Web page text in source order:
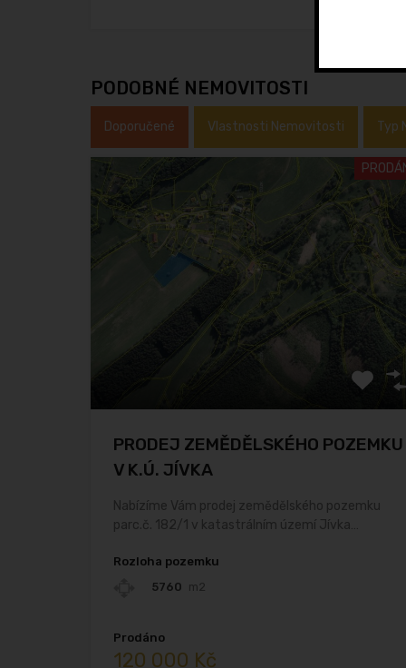
PODOBNÉ NEMOVITOSTI
Doporučené Vlastnosti Nemovitosti Typ
PRODEJ ZEMĚDĚLSKÉHO POZEMKU
V K.Ú. JÍVKA
Nabízíme Vám prodej zemědělského pozemku
parc.č. 182/1 v katastrálním území Jívka…
Rozloha pozemku
5760 m2
Prodáno
120 000 Kč